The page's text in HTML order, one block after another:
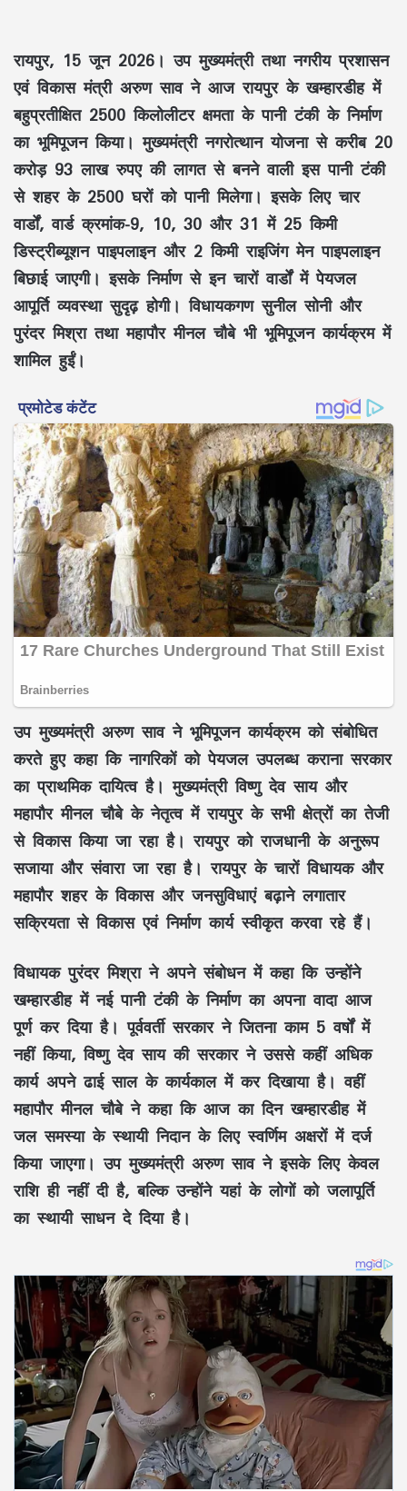
रायपुर, 15 जून 2026। उप मुख्यमंत्री तथानगरीय प्रशासन
एवं विकास मंत्रीअरुण साव ने आज रायपुर के खम्हारडीह में
बहुप्रतीक्षित 2500 किलोलीटर क्षमताके पानी टंकी के निर्माण
का भूमिपूजनकिया।मुख्यमंत्री नगरोत्थान योजनासे करीब 20
करोड़ 93 लाख रुपएकी लागत से बनने वाली इस पानी टंकी
से शहर के 2500 घरोंको पानी मिलेगा। इसके लिए चार
वार्डों,वार्ड क्रमांक-9, 10, 30 और 31 में 25 किमी
डिस्ट्रीब्यूशन पाइपलाइनऔर 2 किमी राइजिंग मेन पाइपलाइन
बिछाई जाएगी। इसके निर्माण से इन चारों वार्डों मेंपेयजल
आपूर्ति व्यवस्थासुदृढ़ होगी। विधायकगण सुनील सोनी और
पुरंदर मिश्रा तथा महापौर मीनल चौबे भी भूमिपूजन कार्यक्रम में
शामिल हुईं।
उप मुख्यमंत्री अरुण साव ने भूमिपूजन कार्यक्रम को संबोधित
करते हुए कहा कि नागरिकों कोपेयजल उपलब्ध करानासरकार
काप्राथमिक दायित्वहै। मुख्यमंत्री विष्णु देव साय और
महापौर मीनल चौबे के नेतृत्व में रायपुर के सभी क्षेत्रों कातेजी
से विकासकिया जा रहा है। रायपुर कोराजधानी के अनुरूप
सजाया और संवारा जा रहा है। रायपुर के चारों विधायक और
महापौर शहर के विकास औरजनसुविधाएं बढ़ानेलगातार
सक्रियता से विकास एवं निर्माण कार्य स्वीकृत करवा रहे हैं।
विधायक पुरंदर मिश्रा ने अपने संबोधन में कहा कि उन्होंने
खम्हारडीह मेंनई पानी टंकी के निर्माणका अपना वादा आज
पूर्ण कर दिया है। पूर्ववर्ती सरकार ने जितना काम 5 वर्षोंमें
नहीं किया, विष्णु देव साय की सरकार ने उससे कहीं अधिक
कार्य अपनेढाई साल के कार्यकालमें कर दिखाया है। वहीं
महापौर मीनल चौबे ने कहा कि आज का दिन खम्हारडीह में
जल समस्या के स्थायी निदानके लिएस्वर्णिम अक्षरोंमें दर्ज
किया जाएगा। उप मुख्यमंत्री अरुण साव ने इसके लिए केवल
राशि ही नहीं दी है, बल्कि उन्होंने यहां के लोगों कोजलापूर्ति
का स्थायी साधनदे दिया है।